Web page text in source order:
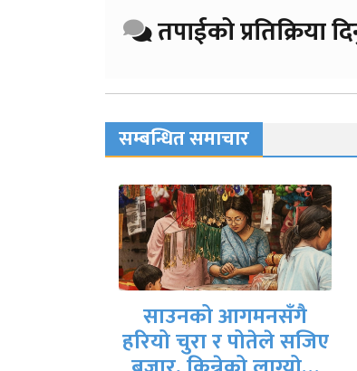
तपाईको प्रतिक्रिया
सम्बन्धित समाचार
गृहमन्त्री गुरुङले दिए